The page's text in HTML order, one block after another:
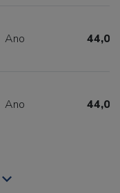
Ano 44,00
Ano 44,00